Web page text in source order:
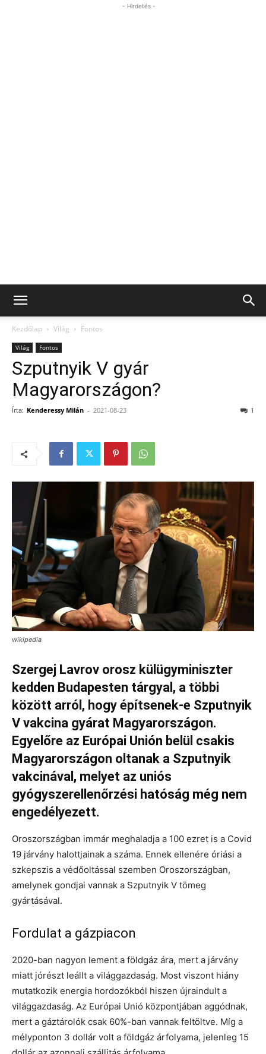
- Hirdetés -
Kezdőlap Világ Fontos
Világ Fontos
Szputnyik V gyár
Magyarországon?
Írta: Kenderessy Milán - 2021-08-23 1
wikipedia
Szergej Lavrov orosz külügyminiszter
kedden Budapesten tárgyal, a többi
között arról, hogy építsenek-e Szputnyik
V vakcina gyárat Magyarországon.
Egyelőre az Európai Unión belül csakis
Magyarországon oltanak a Szputnyik
vakcinával, melyet az uniós
gyógyszerellenőrzési hatóság még nem
engedélyezett.
Oroszországban immár meghaladja a 100 ezret is a Covid
19 járvány halottjainak a száma. Ennek ellenére óriási a
szkepszis a védőoltással szemben Oroszországban,
amelynek gondjai vannak a Szputnyik V tömeg
gyártásával.
Fordulat a gázpiacon
2020-ban nagyon lement a földgáz ára, mert a járvány
miatt jórészt leállt a világgazdaság. Most viszont hiány
mutatkozik energia hordozókból hiszen újraindult a
világgazdaság. Az Európai Unió központjában aggódnak,
mert a gáztárolók csak 60%-ban vannak feltöltve. Míg a
mélyponton 3 dollár volt a földgáz árfolyama, jelenleg 15